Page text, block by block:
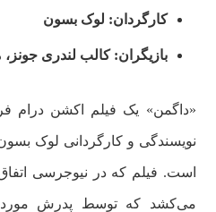
کارگردان: لوک بسون
بازیگران: کالب لندری جونز،
«داگمن» یک فیلم اکشن درام
نویسندگی و کارگردانی لوک
است. فیلم که در نیوجرسی
می‌کشد که توسط پدرش مورد